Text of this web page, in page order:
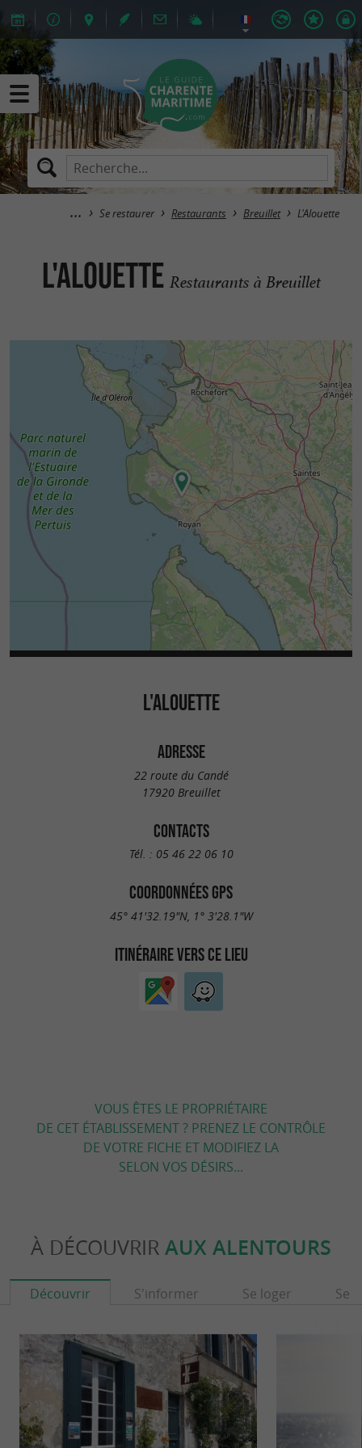
Se restaurer Restaurants Breuillet L'Alouette
L'Alouette Restaurants à Breuillet
L'ALOUETTE
ADRESSE
22 route du Candé
17920 Breuillet
CONTACTS
Tél. : 05 46 22 06 10
COORDONNÉES GPS
45° 41'32.19"N, 1° 3'28.1"W
ITINÉRAIRE VERS CE LIEU
VOUS ÊTES LE PROPRIÉTAIRE
DE CET ÉTABLISSEMENT ? PRENEZ LE CONTRÔLE
DE VOTRE FICHE ET MODIFIEZ LA
SELON VOS DÉSIRS...
À DÉCOUVRIR AUX ALENTOURS
Découvrir S'informer Se loger Se